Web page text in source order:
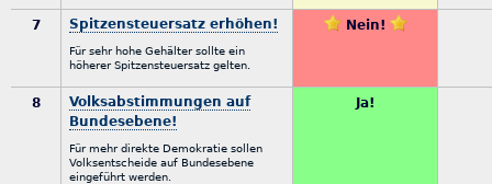
7 Spitzensteuersatz erhöhen!
Für sehr hohe Gehälter sollte ein
höherer Spitzensteuersatz gelten.
Nein!
8
Volksabstimmungen auf
Bundesebene!
Für mehr direkte Demokratie sollen
Volksentscheide auf Bundesebene
eingeführt werden.
Ja!